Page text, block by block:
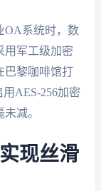
OA系统时，数
用军工级加密
巴黎咖啡馆打
AES-256加密
减。
现丝滑